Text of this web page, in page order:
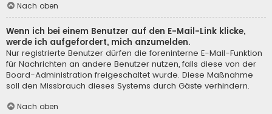
Nach oben
Wenn ich bei einem Benutzer auf den E-Mail-Link klicke,
werde ich aufgefordert, mich anzumelden.
Nur registrierte Benutzer dürfen die foreninterne E-Mail-Funktion
für Nachrichten an andere Benutzer nutzen, falls diese von der
Board-Administration freigeschaltet wurde. Diese Maßnahme
soll den Missbrauch dieses Systems durch Gäste verhindern.
Nach oben